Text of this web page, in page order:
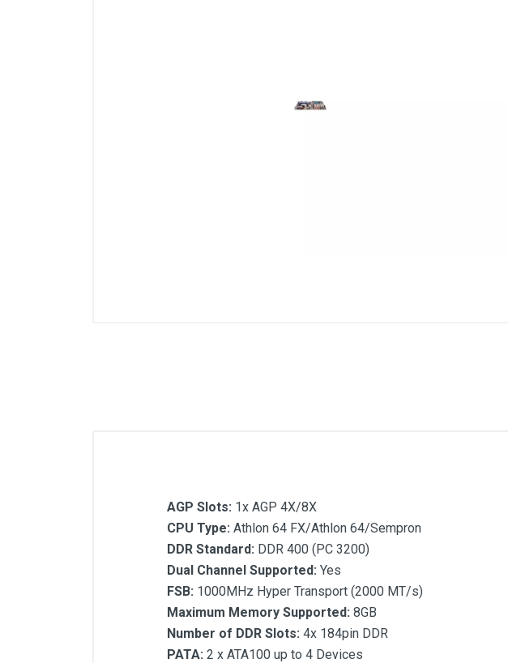
AGP Slots: 1x AGP 4X/8X
CPU Type: Athlon 64 FX/Athlon 64/Sempron
DDR Standard: DDR 400 (PC 3200)
Dual Channel Supported: Yes
FSB: 1000MHz Hyper Transport (2000 MT/s)
Maximum Memory Supported: 8GB
Number of DDR Slots: 4x 184pin DDR
PATA: 2 x ATA100 up to 4 Devices